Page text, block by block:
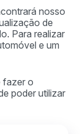
nosso
de
Para realizar
e um
fazer o
poder utilizar